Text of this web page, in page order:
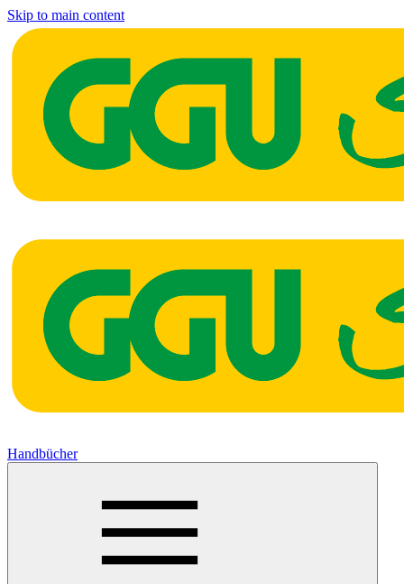
Skip to main content
Handbücher